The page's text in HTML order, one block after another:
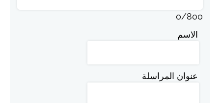
0/800
الاسم
عنوان المراسلة